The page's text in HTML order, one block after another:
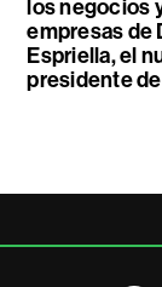
los negocios
empresas de
Espriella, el
presidente